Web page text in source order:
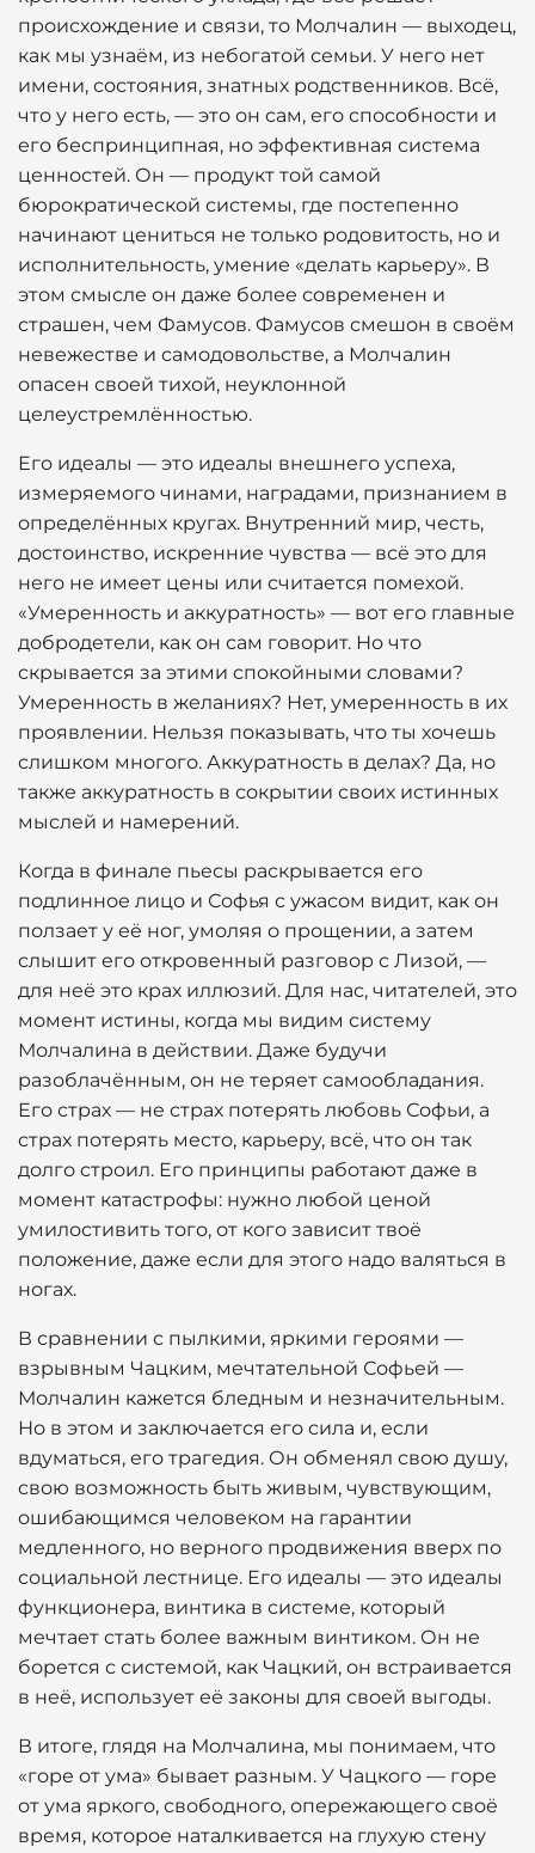
происхождение и связи, то Молчалин — выходец,
как мы узнаём, из небогатой семьи. У него нет
имени, состояния, знатных родственников. Всё,
что у него есть, — это он сам, его способности и
его беспринципная, но эффективная система
ценностей. Он — продукт той самой
бюрократической системы, где постепенно
начинают цениться не только родовитость, но и
исполнительность, умение «делать карьеру». В
этом смысле он даже более современен и
страшен, чем Фамусов. Фамусов смешон в своём
невежестве и самодовольстве, а Молчалин
опасен своей тихой, неуклонной
целеустремлённостью.
Его идеалы — это идеалы внешнего успеха,
измеряемого чинами, наградами, признанием в
определённых кругах. Внутренний мир, честь,
достоинство, искренние чувства — всё это для
него не имеет цены или считается помехой.
«Умеренность и аккуратность» — вот его главные
добродетели, как он сам говорит. Но что
скрывается за этими спокойными словами?
Умеренность в желаниях? Нет, умеренность в их
проявлении. Нельзя показывать, что ты хочешь
слишком многого. Аккуратность в делах? Да, но
также аккуратность в сокрытии своих истинных
мыслей и намерений.
Когда в финале пьесы раскрывается его
подлинное лицо и Софья с ужасом видит, как он
ползает у её ног, умоляя о прощении, а затем
слышит его откровенный разговор с Лизой, —
для неё это крах иллюзий. Для нас, читателей, это
момент истины, когда мы видим систему
Молчалина в действии. Даже будучи
разоблачённым, он не теряет самообладания.
Его страх — не страх потерять любовь Софьи, а
страх потерять место, карьеру, всё, что он так
долго строил. Его принципы работают даже в
момент катастрофы: нужно любой ценой
умилостивить того, от кого зависит твоё
положение, даже если для этого надо валяться в
ногах.
В сравнении с пылкими, яркими героями —
взрывным Чацким, мечтательной Софьей —
Молчалин кажется бледным и незначительным.
Но в этом и заключается его сила и, если
вдуматься, его трагедия. Он обменял свою душу,
свою возможность быть живым, чувствующим,
ошибающимся человеком на гарантии
медленного, но верного продвижения вверх по
социальной лестнице. Его идеалы — это идеалы
функционера, винтика в системе, который
мечтает стать более важным винтиком. Он не
борется с системой, как Чацкий, он встраивается
в неё, использует её законы для своей выгоды.
В итоге, глядя на Молчалина, мы понимаем, что
«горе от ума» бывает разным. У Чацкого — горе
от ума яркого, свободного, опережающего своё
время, которое наталкивается на глухую стену